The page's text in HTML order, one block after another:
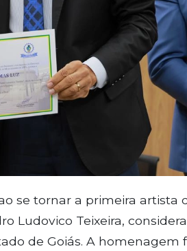
se tornar a primeira artista
Ludovico Teixeira,
de Goiás. A homenagem